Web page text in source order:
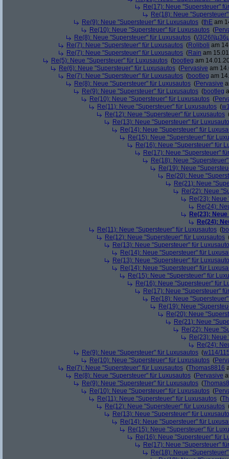
Re(17): Neue "Supersteuer"
Re(18): Neue
Re(9): Neue "Supersteuer" für Luxusautos (thE am
Re(10): Neue "Supersteuer" für Luxusautos (
Re(8): Neue "Supersteuer" für Luxusautos (\/
Re(7): Neue "Supersteuer" für Luxusautos (Roliboli am
Re(7): Neue "Supersteuer" für Luxusautos (Rain am
Re(5): Neue "Supersteuer" für Luxusautos (bootleg am
Re(6): Neue "Supersteuer" für Luxusautos (Pervasive am
Re(7): Neue "Supersteuer" für Luxusautos (bootleg am
Re(8): Neue "Supersteuer" für Luxusautos (Pervasive
Re(9): Neue "Supersteuer" für Luxusautos (bootleg
Re(10): Neue "Supersteuer" für Luxusautos (
Re(11): Neue "Supersteuer" für Luxusautos (
Re(12): Neue "Supersteuer" für Luxusautos
Re(13): Neue "Supersteuer" für
Re(14): Neue "Supersteuer" für
Re(15): Neue "Supersteuer" für
Re(16): Neue "Supersteuer" für
Re(17): Neue "Supersteuer"
Re(18): Neue
Re(19): Neue
Re(20): Neue
Re(21): Neue
Re(22): Neue
Re(23):
Re(24):
Re(23):
Re(24):
Re(11): Neue "Supersteuer" für Luxusautos (
Re(12): Neue "Supersteuer" für Luxusautos
Re(13): Neue "Supersteuer" für
Re(14): Neue "Supersteuer" für
Re(13): Neue "Supersteuer" für
Re(14): Neue "Supersteuer" für
Re(15): Neue "Supersteuer" für
Re(16): Neue "Supersteuer" für
Re(17): Neue "Supersteuer"
Re(18): Neue
Re(19): Neue
Re(20): Neue
Re(21): Neue
Re(22): Neue
Re(23):
Re(24):
Re(9): Neue "Supersteuer" für Luxusautos (w114/
Re(10): Neue "Supersteuer" für Luxusautos (
Re(7): Neue "Supersteuer" für Luxusautos (Thomas8816
Re(8): Neue "Supersteuer" für Luxusautos (Pervasive
Re(9): Neue "Supersteuer" für Luxusautos (
Re(10): Neue "Supersteuer" für Luxusautos (
Re(11): Neue "Supersteuer" für Luxusautos (
Re(12): Neue "Supersteuer" für Luxusautos
Re(13): Neue "Supersteuer" für
Re(14): Neue "Supersteuer" für
Re(15): Neue "Supersteuer" für
Re(16): Neue "Supersteuer" für
Re(17): Neue "Supersteuer"
Re(18): Neue